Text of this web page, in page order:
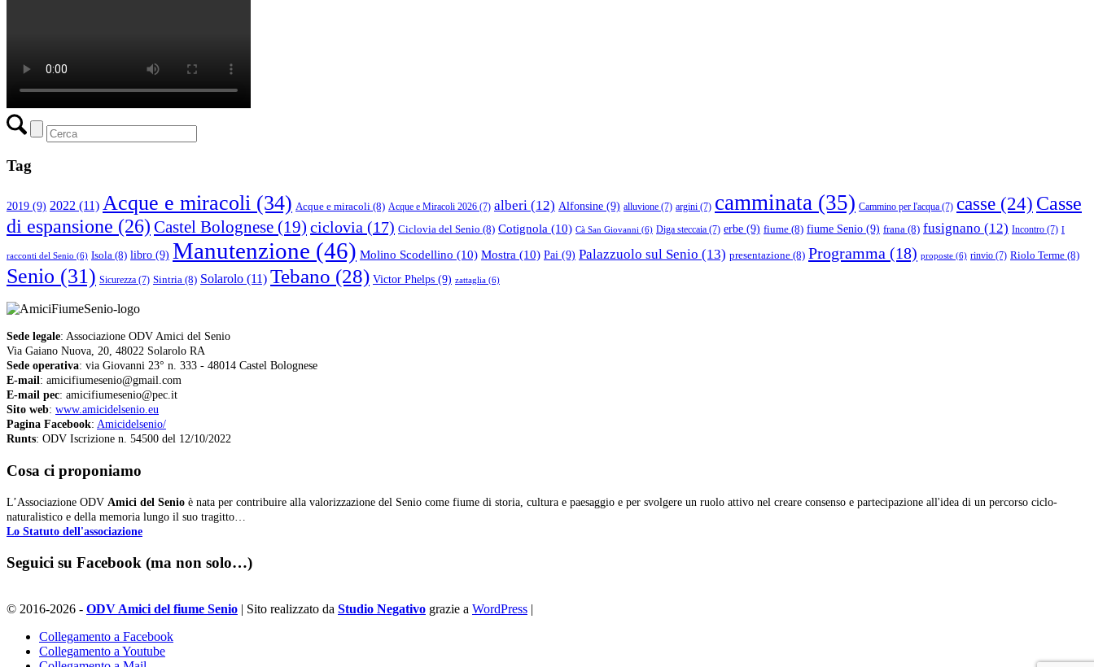
Tag
2019 (9) 2022 (11) Acque e miracoli (34) Acque e miracoli (8) Acque e Miracoli 2026 (7) alberi (12) Alfonsine (9) alluvione (7) argini (7) camminata (35) Cammino per l'acqua (7) casse (24) Casse
di espansione (26) Castel Bolognese (19) ciclovia (17) Ciclovia del Senio (8) Cotignola (10) Cà San Giovanni (6) Diga steccaia (7) erbe (9) fiume (8) fiume Senio (9) frana (8) fusignano (12) Incontro (7) I
racconti del Senio (6) Isola (8) libro (9) Manutenzione (46) Molino Scodellino (10) Mostra (10) Pai (9) Palazzuolo sul Senio (13) presentazione (8) Programma (18) proposte (6) rinvio (7) Riolo Terme (8)
Senio (31) Sicurezza (7) Sintria (8) Solarolo (11) Tebano (28) Victor Phelps (9) zattaglia (6)
Sede legale: Associazione ODV Amici del Senio
Via Gaiano Nuova, 20, 48022 Solarolo RA
Sede operativa: via Giovanni 23° n. 333 - 48014 Castel Bolognese
E-mail: amicifiumesenio@gmail.com
E-mail pec: amicifiumesenio@pec.it
Sito web: www.amicidelsenio.eu
Pagina Facebook: Amicidelsenio/
Runts: ODV Iscrizione n. 54500 del 12/10/2022
Cosa ci proponiamo
L’Associazione ODV Amici del Senio è nata per contribuire alla valorizzazione del Senio come fiume di storia, cultura e paesaggio e per svolgere un ruolo attivo nel creare consenso e partecipazione all'idea di un percorso ciclo-
naturalistico e della memoria lungo il suo tragitto…
Lo Statuto dell'associazione
Seguici su Facebook (ma non solo…)
© 2016-2026 - ODV Amici del fiume Senio | Sito realizzato da Studio Negativo grazie a WordPress |
Collegamento a Facebook
Collegamento a Youtube